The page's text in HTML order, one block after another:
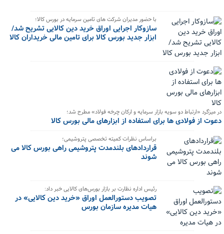
با حضور مدیران شرکت های تامین سرمایه در بورس کالا؛
سازوکار اجرایی اوراق خرید دین کالایی تشریح شد/
ابزار جدید بورس کالا برای تامین مالی خریداران کالا
در میزگرد «ارتباط دو سویه بازار سرمایه و ارکان چرخه فولاد» مطرح شد؛
دعوت از فولادی ها برای استفاده از ابزارهای مالی بورس کالا
براساس نظرات کمیته تخصصی پتروشیمی؛
قراردادهای بلندمدت پتروشیمی راهی بورس کالا می
شوند
رئیس اداره نظارت بر بازار بورس‌های کالایی خبر داد:
تصویب دستورالعمل اوراق «خرید دین کالایی» در
هیات مدیره سازمان بورس